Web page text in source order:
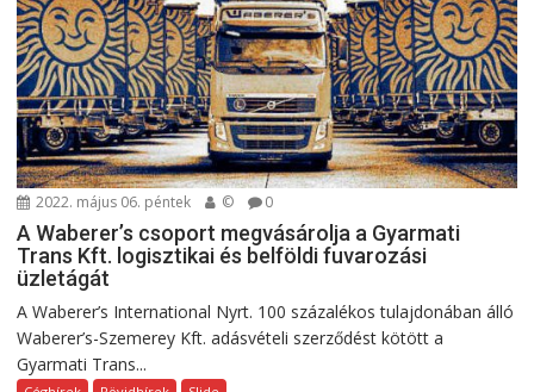
2022. május 06. péntek © 0
A Waberer’s csoport megvásárolja a Gyarmati
Trans Kft. logisztikai és belföldi fuvarozási
üzletágát
A Waberer’s International Nyrt. 100 százalékos tulajdonában álló
Waberer’s-Szemerey Kft. adásvételi szerződést kötött a
Gyarmati Trans...